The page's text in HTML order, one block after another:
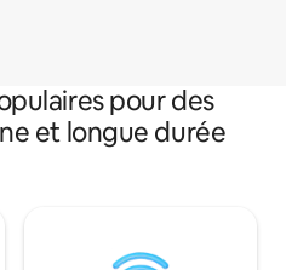
pour des
et longue durée